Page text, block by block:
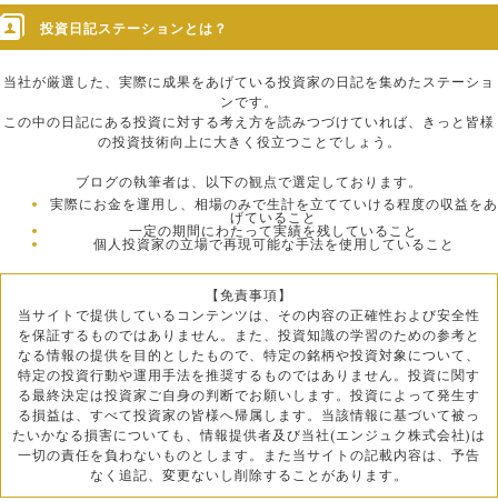
投資日記ステーションとは？
当社が厳選した、実際に成果をあげている投資家の日記を集めたステーショ
ンです。
この中の日記にある投資に対する考え方を読みつづけていれば、きっと皆様
の投資技術向上に大きく役立つことでしょう。
ブログの執筆者は、以下の観点で選定しております。
実際にお金を運用し、相場のみで生計を立てていける程度の収益をあ
げていること
一定の期間にわたって実績を残していること
個人投資家の立場で再現可能な手法を使用していること
【免責事項】
当サイトで提供しているコンテンツは、その内容の正確性および安全性
を保証するものではありません。また、投資知識の学習のための参考と
なる情報の提供を目的としたもので、特定の銘柄や投資対象について、
特定の投資行動や運用手法を推奨するものではありません。投資に関す
る最終決定は投資家ご自身の判断でお願いします。投資によって発生す
る損益は、すべて投資家の皆様へ帰属します。当該情報に基づいて被っ
たいかなる損害についても、情報提供者及び当社(エンジュク株式会社)は
一切の責任を負わないものとします。また当サイトの記載内容は、予告
なく追記、変更ないし削除することがあります。